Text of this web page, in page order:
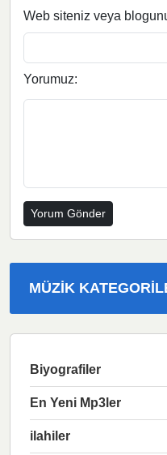
Web siteniz veya
Yorumuz:
MÜZIK
Biyografiler
En Yeni Mp3ler
ilahiler